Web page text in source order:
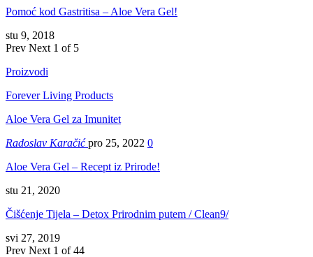
Pomoć kod Gastritisa – Aloe Vera Gel!
stu 9, 2018
Prev Next 1 of 5
Proizvodi
Forever Living Products
Aloe Vera Gel za Imunitet
Radoslav Karačićpro 25, 2022 0
Aloe Vera Gel – Recept iz Prirode!
stu 21, 2020
Čišćenje Tijela – Detox Prirodnim putem / Clean9/
svi 27, 2019
Prev Next 1 of 44